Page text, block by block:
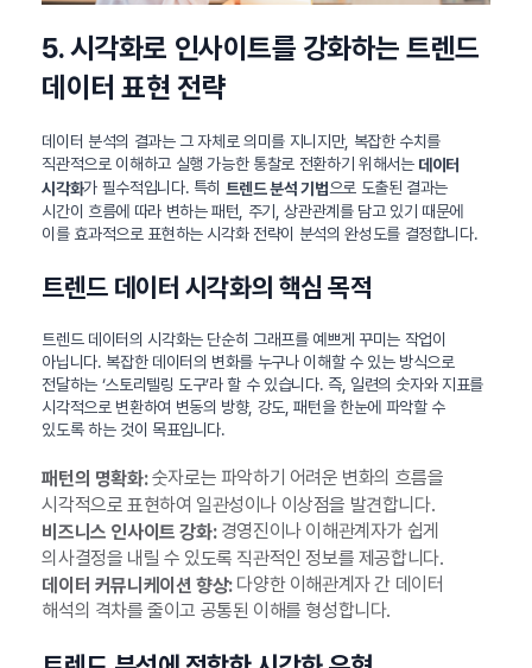
5. 시각화로 인사이트를 강화하는 트렌드
데이터 표현 전략
데이터 분석의 결과는 그 자체로 의미를 지니지만, 복잡한 수치를
직관적으로 이해하고 실행 가능한 통찰로 전환하기 위해서는 데이터
시각화가 필수적입니다. 특히 트렌드 분석 기법으로 도출된 결과는
시간이 흐름에 따라 변하는 패턴, 주기, 상관관계를 담고 있기 때문에
이를 효과적으로 표현하는 시각화 전략이 분석의 완성도를 결정합니다.
트렌드 데이터 시각화의 핵심 목적
트렌드 데이터의 시각화는 단순히 그래프를 예쁘게 꾸미는 작업이
아닙니다. 복잡한 데이터의 변화를 누구나 이해할 수 있는 방식으로
전달하는 ‘스토리텔링 도구’라 할 수 있습니다. 즉, 일련의 숫자와 지표를
시각적으로 변환하여 변동의 방향, 강도, 패턴을 한눈에 파악할 수
있도록 하는 것이 목표입니다.
패턴의 명확화:숫자로는 파악하기 어려운 변화의 흐름을
시각적으로 표현하여 일관성이나 이상점을 발견합니다.
비즈니스 인사이트 강화:경영진이나 이해관계자가 쉽게
의사결정을 내릴 수 있도록 직관적인 정보를 제공합니다.
데이터 커뮤니케이션 향상:다양한 이해관계자 간 데이터
해석의 격차를 줄이고 공통된 이해를 형성합니다.